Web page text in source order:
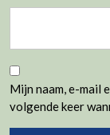
Mijn naam, e-mail
volgende keer